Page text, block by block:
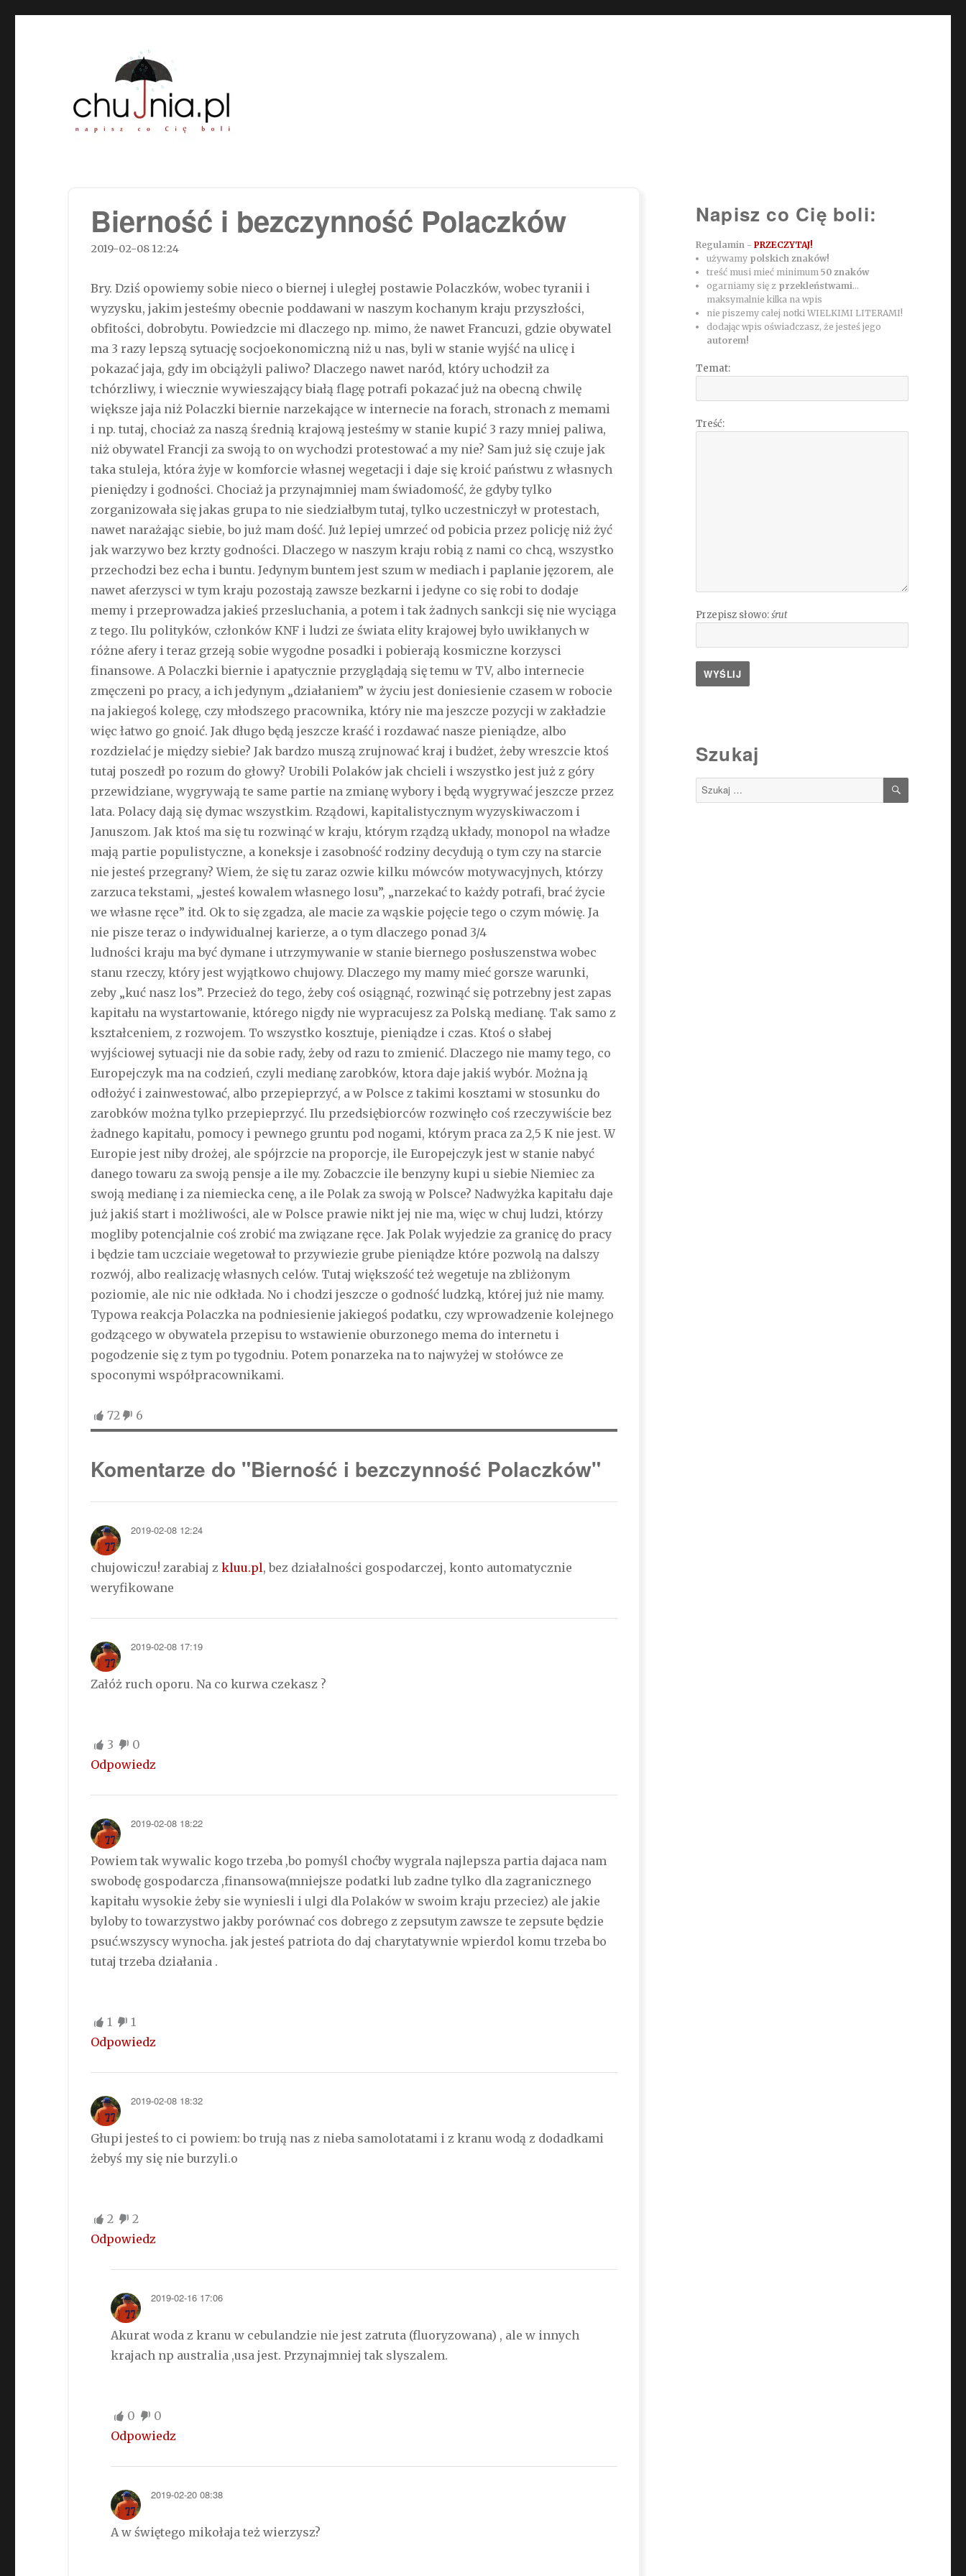
Bierność i bezczynność Polaczków
2019-02-08 12:24
Bry. Dziś opowiemy sobie nieco o biernej i uległej postawie Polaczków, wobec tyranii i
wyzysku, jakim jesteśmy obecnie poddawani w naszym kochanym kraju przyszłości,
obfitości, dobrobytu. Powiedzcie mi dlaczego np. mimo, że nawet Francuzi, gdzie obywatel
ma 3 razy lepszą sytuację socjoekonomiczną niż u nas, byli w stanie wyjść na ulicę i
pokazać jaja, gdy im obciążyli paliwo? Dlaczego nawet naród, który uchodził za
tchórzliwy, i wiecznie wywieszający białą flagę potrafi pokazać już na obecną chwilę
większe jaja niż Polaczki biernie narzekające w internecie na forach, stronach z memami
i np. tutaj, chociaż za naszą średnią krajową jesteśmy w stanie kupić 3 razy mniej paliwa,
niż obywatel Francji za swoją to on wychodzi protestować a my nie? Sam już się czuje jak
taka stuleja, która żyje w komforcie własnej wegetacji i daje się kroić państwu z własnych
pieniędzy i godności. Chociaż ja przynajmniej mam świadomość, że gdyby tylko
zorganizowała się jakas grupa to nie siedziałbym tutaj, tylko uczestniczył w protestach,
nawet narażając siebie, bo już mam dość. Już lepiej umrzeć od pobicia przez policję niż żyć
jak warzywo bez krzty godności. Dlaczego w naszym kraju robią z nami co chcą, wszystko
przechodzi bez echa i buntu. Jedynym buntem jest szum w mediach i paplanie jęzorem, ale
nawet aferzysci w tym kraju pozostają zawsze bezkarni i jedyne co się robi to dodaje
memy i przeprowadza jakieś przesluchania, a potem i tak żadnych sankcji się nie wyciąga
z tego. Ilu polityków, członków KNF i ludzi ze świata elity krajowej było uwikłanych w
różne afery i teraz grzeją sobie wygodne posadki i pobierają kosmiczne korzysci
finansowe. A Polaczki biernie i apatycznie przyglądają się temu w TV, albo internecie
zmęczeni po pracy, a ich jedynym „działaniem” w życiu jest doniesienie czasem w robocie
na jakiegoś kolegę, czy młodszego pracownika, który nie ma jeszcze pozycji w zakładzie
więc łatwo go gnoić. Jak długo będą jeszcze kraść i rozdawać nasze pieniądze, albo
rozdzielać je między siebie? Jak bardzo muszą zrujnować kraj i budżet, żeby wreszcie ktoś
tutaj poszedł po rozum do głowy? Urobili Polaków jak chcieli i wszystko jest już z góry
przewidziane, wygrywają te same partie na zmianę wybory i będą wygrywać jeszcze przez
lata. Polacy dają się dymac wszystkim. Rządowi, kapitalistycznym wyzyskiwaczom i
Januszom. Jak ktoś ma się tu rozwinąć w kraju, którym rządzą układy, monopol na władze
mają partie populistyczne, a koneksje i zasobność rodziny decydują o tym czy na starcie
nie jesteś przegrany? Wiem, że się tu zaraz ozwie kilku mówców motywacyjnych, którzy
zarzuca tekstami, „jesteś kowalem własnego losu”, „narzekać to każdy potrafi, brać życie
we własne ręce” itd. Ok to się zgadza, ale macie za wąskie pojęcie tego o czym mówię. Ja
nie pisze teraz o indywidualnej karierze, a o tym dlaczego ponad 3/4
ludności kraju ma być dymane i utrzymywanie w stanie biernego posłuszenstwa wobec
stanu rzeczy, który jest wyjątkowo chujowy. Dlaczego my mamy mieć gorsze warunki,
zeby „kuć nasz los”. Przecież do tego, żeby coś osiągnąć, rozwinąć się potrzebny jest zapas
kapitału na wystartowanie, którego nigdy nie wypracujesz za Polską medianę. Tak samo z
kształceniem, z rozwojem. To wszystko kosztuje, pieniądze i czas. Ktoś o słabej
wyjściowej sytuacji nie da sobie rady, żeby od razu to zmienić. Dlaczego nie mamy tego, co
Europejczyk ma na codzień, czyli medianę zarobków, ktora daje jakiś wybór. Można ją
odłożyć i zainwestować, albo przepieprzyć, a w Polsce z takimi kosztami w stosunku do
zarobków można tylko przepieprzyć. Ilu przedsiębiorców rozwinęło coś rzeczywiście bez
żadnego kapitału, pomocy i pewnego gruntu pod nogami, którym praca za 2,5 K nie jest. W
Europie jest niby drożej, ale spójrzcie na proporcje, ile Europejczyk jest w stanie nabyć
danego towaru za swoją pensje a ile my. Zobaczcie ile benzyny kupi u siebie Niemiec za
swoją medianę i za niemiecka cenę, a ile Polak za swoją w Polsce? Nadwyżka kapitału daje
już jakiś start i możliwości, ale w Polsce prawie nikt jej nie ma, więc w chuj ludzi, którzy
mogliby potencjalnie coś zrobić ma związane ręce. Jak Polak wyjedzie za granicę do pracy
i będzie tam uczciaie wegetował to przywiezie grube pieniądze które pozwolą na dalszy
rozwój, albo realizację własnych celów. Tutaj większość też wegetuje na zbliżonym
poziomie, ale nic nie odkłada. No i chodzi jeszcze o godność ludzką, której już nie mamy.
Typowa reakcja Polaczka na podniesienie jakiegoś podatku, czy wprowadzenie kolejnego
godzącego w obywatela przepisu to wstawienie oburzonego mema do internetu i
pogodzenie się z tym po tygodniu. Potem ponarzeka na to najwyżej w stołówce ze
spoconymi współpracownikami.
72 6
Komentarze do "Bierność i bezczynność Polaczków"
2019-02-08 12:24
chujowiczu! zarabiaj zkluu.pl, bez działalności gospodarczej, konto automatycznie
weryfikowane
2019-02-08 17:19
Załóż ruch oporu. Na co kurwa czekasz ?
3
0
Odpowiedz
2019-02-08 18:22
Powiem tak wywalic kogo trzeba ,bo pomyśl choćby wygrala najlepsza partia dajaca nam
swobodę gospodarcza ,finansowa(mniejsze podatki lub zadne tylko dla zagranicznego
kapitału wysokie żeby sie wyniesli i ulgi dla Polaków w swoim kraju przeciez) ale jakie
byloby to towarzystwo jakby porównać cos dobrego z zepsutym zawsze te zepsute będzie
psuć.wszyscy wynocha. jak jesteś patriota do daj charytatywnie wpierdol komu trzeba bo
tutaj trzeba działania .
1
1
Odpowiedz
2019-02-08 18:32
Głupi jesteś to ci powiem: bo trują nas z nieba samolotatami i z kranu wodą z dodadkami
żebyś my się nie burzyli.o
2
2
Odpowiedz
2019-02-16 17:06
Akurat woda z kranu w cebulandzie nie jest zatruta (fluoryzowana) , ale w innych
krajach np australia ,usa jest. Przynajmniej tak slyszalem.
0
0
Odpowiedz
2019-02-20 08:38
A w świętego mikołaja też wierzysz?
Napisz co Cię boli:
Regulamin - PRZECZYTAJ!
używamy polskich znaków!
treść musi mieć minimum 50 znaków
ogarniamy się z przekleństwami...
maksymalnie kilka na wpis
nie piszemy całej notki WIELKIMI LITERAMI!
dodając wpis oświadczasz, że jesteś jego
autorem!
Temat:
Treść:
Przepisz słowo:śrut
Szukaj
Szukaj: SZUKAJ